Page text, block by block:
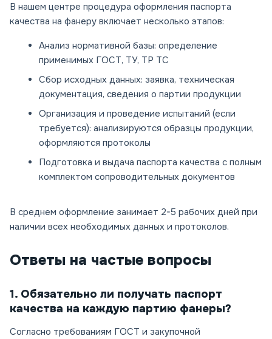
В нашем центре процедура оформления паспорта
качества на фанеру включает несколько этапов:
Анализ нормативной базы: определение
применимых ГОСТ, ТУ, ТР ТС
Сбор исходных данных: заявка, техническая
документация, сведения о партии продукции
Организация и проведение испытаний (если
требуется): анализируются образцы продукции,
оформляются протоколы
Подготовка и выдача паспорта качества с полным
комплектом сопроводительных документов
В среднем оформление занимает 2-5 рабочих дней при
наличии всех необходимых данных и протоколов.
Ответы на частые вопросы
1. Обязательно ли получать паспорт
качества на каждую партию фанеры?
Согласно требованиям ГОСТ и закупочной